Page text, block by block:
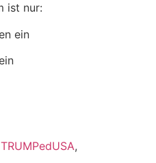
ist nur:
ein
TRUMPedUSA,